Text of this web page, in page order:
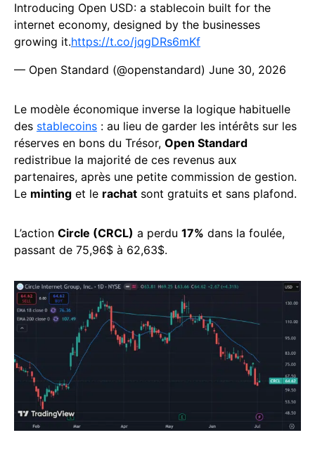
Introducing Open USD: a stablecoin built for the
internet economy, designed by the businesses
growing it.https://t.co/jqgDRs6mKf
— Open Standard (@openstandard) June 30, 2026
Le modèle économique inverse la logique habituelle
des stablecoins : au lieu de garder les intérêts sur les
réserves en bons du Trésor, Open Standard
redistribue la majorité de ces revenus aux
partenaires, après une petite commission de gestion.
Le minting et le rachat sont gratuits et sans plafond.
L’action Circle (CRCL) a perdu 17% dans la foulée,
passant de 75,96$ à 62,63$.